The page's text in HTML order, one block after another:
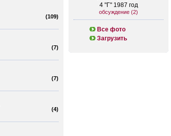
4 "Г" 1987 год
обсуждение (2)
Все фото
Загрузить
(109)
(7)
(7)
(4)